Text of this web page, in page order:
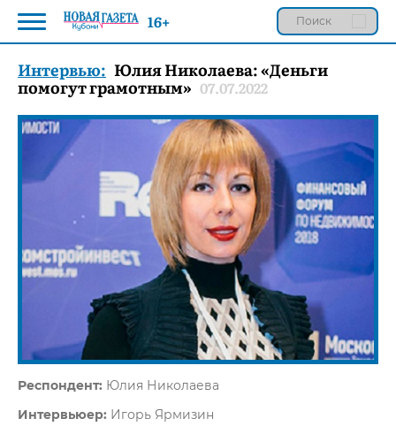
Интервью: Юлия Николаева: «Деньги
помогут грамотным» 07.07.2022
Респондент: Юлия Николаева
Интервьюер: Игорь Ярмизин
16+